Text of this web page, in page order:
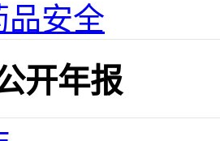
品安全
开年报